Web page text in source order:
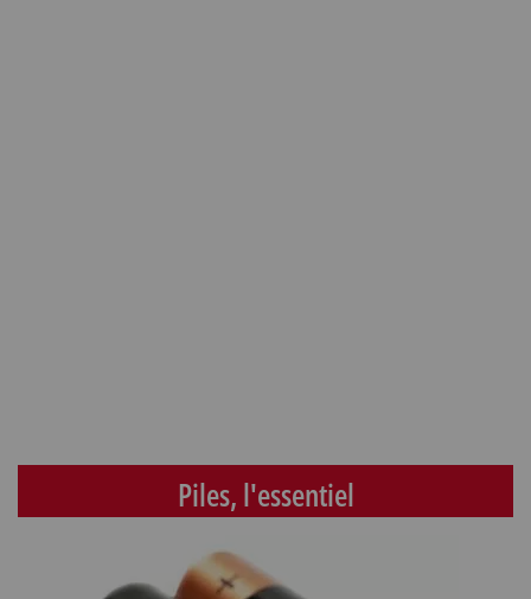
Piles, l'essentiel